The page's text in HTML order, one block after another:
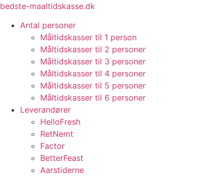
Videre
indhold
bedste-maaltidskasse.dk
Antal personer
Måltidskasser til 1 person
Måltidskasser til 2 personer
Måltidskasser til 3 personer
Måltidskasser til 4 personer
Måltidskasser til 5 personer
Måltidskasser til 6 personer
Leverandører
HelloFresh
RetNemt
Factor
BetterFeast
Aarstiderne